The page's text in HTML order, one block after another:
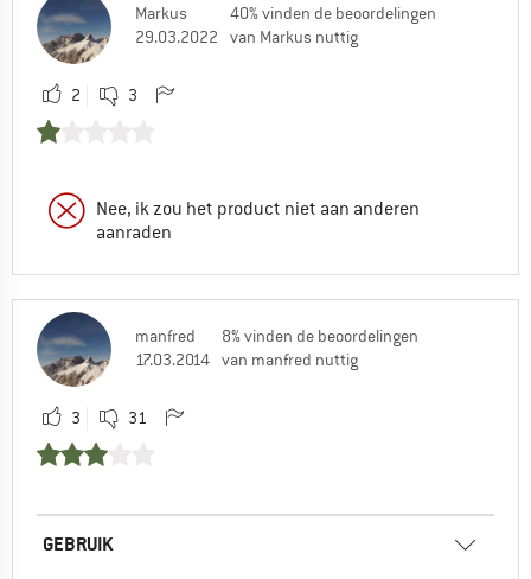
Markus
29.03.2022
40% vinden de beoordelingen
van Markus nuttig
2 3
Nee, ik zou het product niet aan anderen
aanraden
manfred
17.03.2014
8% vinden de beoordelingen
van manfred nuttig
3 31
GEBRUIK